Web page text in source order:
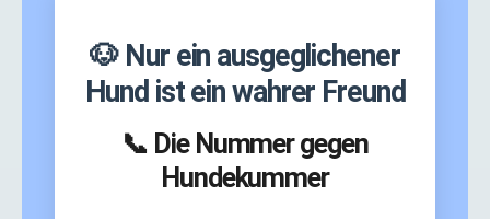
🐶 Nur ein ausgeglichener
Hund ist ein wahrer Freund
📞 Die Nummer gegen
Hundekummer